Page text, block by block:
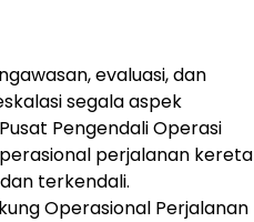
evaluasi, dan
segala aspek
Pengendali Operasi
perjalanan kereta
terkendali.
Operasional Perjalanan